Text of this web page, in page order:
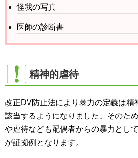
怪我の写真
医師の診断書
精神的虐待
改正DV防止法により暴力の定義は精
該当するようになりました。そのた
や虐待なども配偶者からの暴力とし
が証拠例となります。